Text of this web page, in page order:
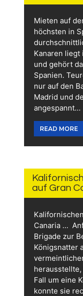
Mieten auf
höchsten in
Kanaren liegt
und gehört
Spanien.
nur auf den
Madrid und
angespannt…
READ MORE
2026
auf Gran
Canaria …
Brigade zur
Königsnatter
Fall um eine
konnte sie